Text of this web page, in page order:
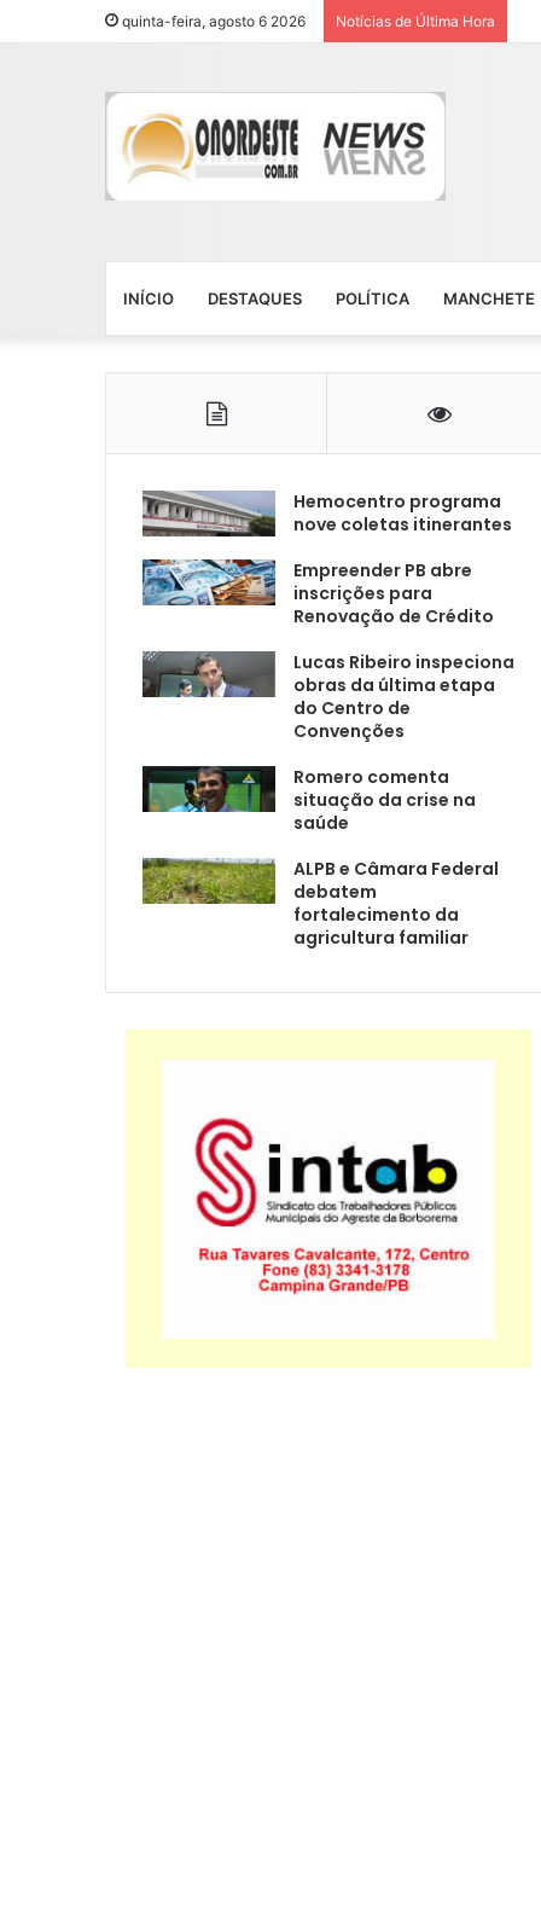
quinta-feira, agosto 6 2026 Notícias de Última Hora
INÍCIO DESTAQUES POLÍTICA MANCHETE
Hemocentro programa
nove coletas itinerantes
Empreender PB abre
inscrições para
Renovação de Crédito
Lucas Ribeiro inspeciona
obras da última etapa
do Centro de
Convenções
Romero comenta
situação da crise na
saúde
ALPB e Câmara Federal
debatem
fortalecimento da
agricultura familiar